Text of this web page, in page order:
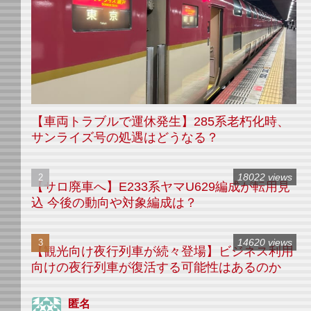
【車両トラブルで運休発生】285系老朽化時、
サンライズ号の処遇はどうなる？
【サロ廃車へ】E233系ヤマU629編成が転用見
込 今後の動向や対象編成は？
18022 views
【観光向け夜行列車が続々登場】ビジネス利用
向けの夜行列車が復活する可能性はあるのか
14620 views
匿名